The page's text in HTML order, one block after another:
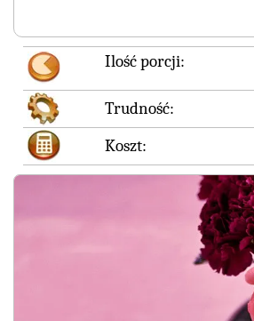
Ilość porcji:
Trudność:
Koszt: